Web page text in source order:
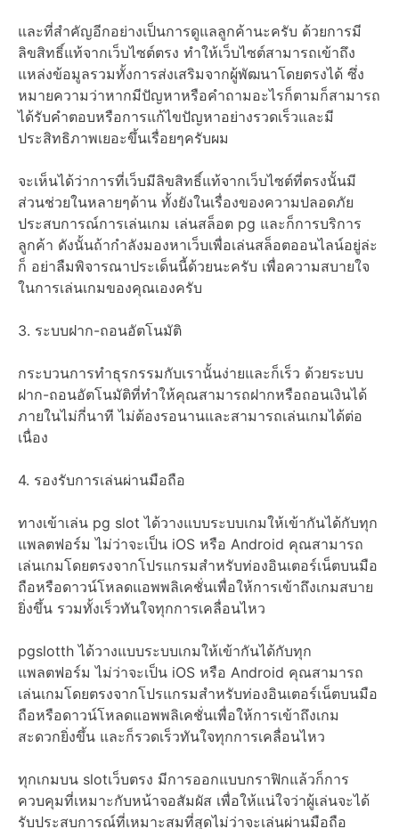
และที่สำคัญอีกอย่างเป็นการดูแลลูกค้านะครับ ด้วยการมี
ลิขสิทธิ์แท้จากเว็บไซต์ตรง ทำให้เว็บไซต์สามารถเข้าถึง
แหล่งข้อมูลรวมทั้งการส่งเสริมจากผู้พัฒนาโดยตรงได้ ซึ่ง
หมายความว่าหากมีปัญหาหรือคำถามอะไรก็ตามก็สามารถ
ได้รับคำตอบหรือการแก้ไขปัญหาอย่างรวดเร็วและมี
ประสิทธิภาพเยอะขึ้นเรื่อยๆครับผม
จะเห็นได้ว่าการที่เว็บมีลิขสิทธิ์แท้จากเว็บไซต์ที่ตรงนั้นมี
ส่วนช่วยในหลายๆด้าน ทั้งยังในเรื่องของความปลอดภัย
ประสบการณ์การเล่นเกม เล่นสล็อต pg และก็การบริการ
ลูกค้า ดังนั้นถ้ากำลังมองหาเว็บเพื่อเล่นสล็อตออนไลน์อยู่ล่ะ
ก็ อย่าลืมพิจารณาประเด็นนี้ด้วยนะครับ เพื่อความสบายใจ
ในการเล่นเกมของคุณเองครับ
3. ระบบฝาก-ถอนอัตโนมัติ
กระบวนการทำธุรกรรมกับเรานั้นง่ายและก็เร็ว ด้วยระบบ
ฝาก-ถอนอัตโนมัติที่ทำให้คุณสามารถฝากหรือถอนเงินได้
ภายในไม่กี่นาที ไม่ต้องรอนานและสามารถเล่นเกมได้ต่อ
เนื่อง
4. รองรับการเล่นผ่านมือถือ
ทางเข้าเล่น pg slot ได้วางแบบระบบเกมให้เข้ากันได้กับทุก
แพลตฟอร์ม ไม่ว่าจะเป็น iOS หรือ Android คุณสามารถ
เล่นเกมโดยตรงจากโปรแกรมสำหรับท่องอินเตอร์เน็ตบนมือ
ถือหรือดาวน์โหลดแอพพลิเคชั่นเพื่อให้การเข้าถึงเกมสบาย
ยิ่งขึ้น รวมทั้งเร็วทันใจทุกการเคลื่อนไหว
pgslotth ได้วางแบบระบบเกมให้เข้ากันได้กับทุก
แพลตฟอร์ม ไม่ว่าจะเป็น iOS หรือ Android คุณสามารถ
เล่นเกมโดยตรงจากโปรแกรมสำหรับท่องอินเตอร์เน็ตบนมือ
ถือหรือดาวน์โหลดแอพพลิเคชั่นเพื่อให้การเข้าถึงเกม
สะดวกยิ่งขึ้น และก็รวดเร็วทันใจทุกการเคลื่อนไหว
ทุกเกมบน slotเว็บตรง มีการออกแบบกราฟิกแล้วก็การ
ควบคุมที่เหมาะกับหน้าจอสัมผัส เพื่อให้แน่ใจว่าผู้เล่นจะได้
รับประสบการณ์ที่เหมาะสมที่สุดไม่ว่าจะเล่นผ่านมือถือ